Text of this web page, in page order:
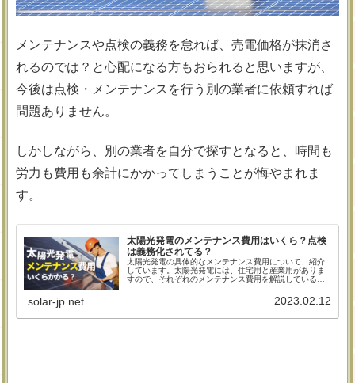
メンテナンスや点検の義務を怠れば、売電価格が抹消さ
れるのでは？と心配になる方もおられると思いますが、
今後は点検・メンテナンスを行う別の業者に依頼すれば
問題ありません。
しかしながら、別の業者を自分で探すとなると、時間も
労力も費用も余計にかかってしまうことが悔やまれま
す。
太陽光発電のメンテナンス費用はいくら？点検
は義務化されてる？
太陽光発電の具体的なメンテナンス費用について、紹介
しています。太陽光発電には、住宅用と産業用がありま
すので、それぞれのメンテナンス費用を解説しているこ
ら長く太陽光発電を利用していくためには、是非とも知
solar-jp.net 2023.02.12